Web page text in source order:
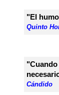
"El
Quinto
Cándido